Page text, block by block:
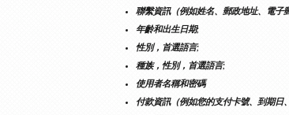
聯繫資訊（例如姓名、郵政地址、電子
年齡和出生日期;
性別，首選語言;
種族，性別，首選語言;
使用者名稱和密碼
付款資訊（例如您的支付卡號、到期日